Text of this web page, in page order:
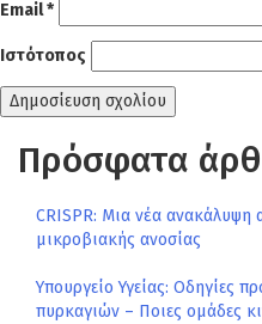
Email*
Ιστότοπος
Πρόσφατα
CRISPR: Μια νέα ανακάλυψη
μικροβιακής ανοσίας
Υπουργείο Υγείας: Οδηγίες
πυρκαγιών – Ποιες ομάδες